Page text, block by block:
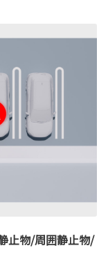
止物/周囲静止物/